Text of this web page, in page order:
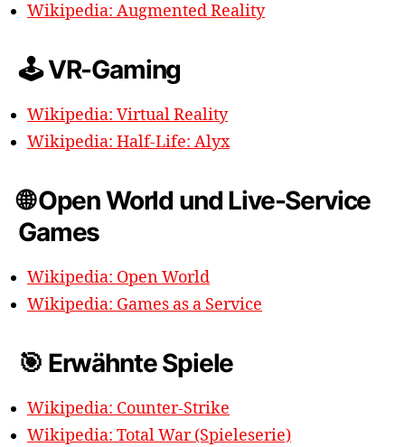
Wikipedia: Augmented Reality
🕹️ VR-Gaming
Wikipedia: Virtual Reality
Wikipedia: Half-Life: Alyx
🌐 Open World und Live-Service
Games
Wikipedia: Open World
Wikipedia: Games as a Service
🎯 Erwähnte Spiele
Wikipedia: Counter-Strike
Wikipedia: Total War (Spieleserie)